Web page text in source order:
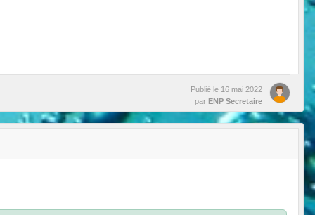
Publié le 16 mai 2022
par ENP Secretaire